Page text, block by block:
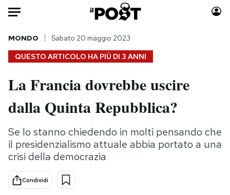
Auto
HOME
Italia
Politica
Tecnologia
Internet
Scienza
Cultura
Economia
Moda
Consumismi
Storie/Idee
Ok Boomer!
QUESTO ARTICOLO HA PIÙ DI 3 ANNI
MONDO Sabato 20 maggio 2023
La Francia dovrebbe uscire
dalla Quinta Repubblica?
Se lo stanno chiedendo in molti pensando che
il presidenzialismo attuale abbia portato a una
crisi della democrazia
Condividi